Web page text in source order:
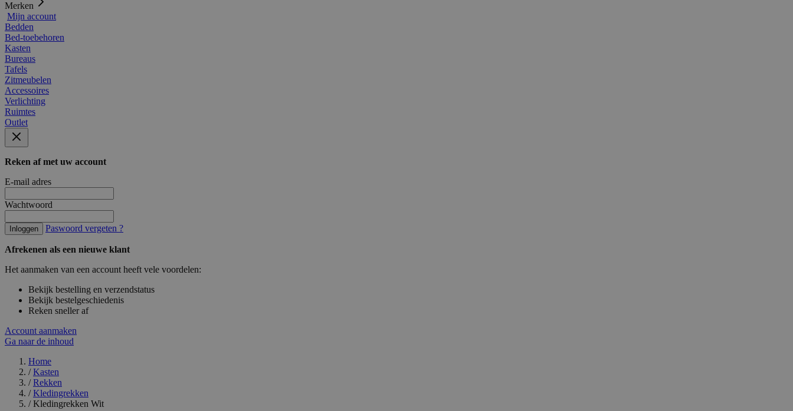
Merken
Mijn account
Bedden
Bed-toebehoren
Kasten
Bureaus
Tafels
Zitmeubelen
Accessoires
Verlichting
Ruimtes
Outlet
Reken af met uw account
E-mail adres
Wachtwoord
Inloggen Paswoord vergeten ?
Afrekenen als een nieuwe klant
Het aanmaken van een account heeft vele voordelen:
Bekijk bestelling en verzendstatus
Bekijk bestelgeschiedenis
Reken sneller af
Account aanmaken
Ga naar de inhoud
Home
/ Kasten
/ Rekken
/ Kledingrekken
/ Kledingrekken Wit